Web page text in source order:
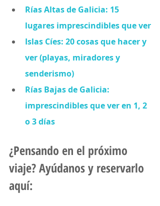
Rías Altas de Galicia: 15
lugares imprescindibles que ver
Islas Cíes: 20 cosas que hacer y
ver (playas, miradores y
senderismo)
Rías Bajas de Galicia:
imprescindibles que ver en 1, 2
o 3 días
¿Pensando en el próximo
viaje? Ayúdanos y reservarlo
aquí: